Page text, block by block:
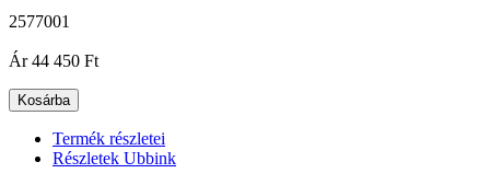
2577001
Ár 44 450 Ft
Kosárba
Termék részletei
Részletek Ubbink